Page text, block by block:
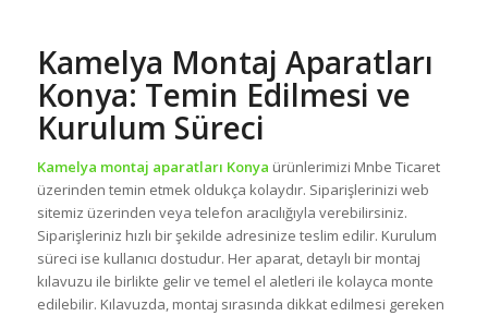
Kamelya Montaj Aparatları
Konya: Temin Edilmesi ve
Kurulum Süreci
Kamelya montaj aparatları Konya ürünlerimizi Mnbe Ticaret
üzerinden temin etmek oldukça kolaydır. Siparişlerinizi web
sitemiz üzerinden veya telefon aracılığıyla verebilirsiniz.
Siparişleriniz hızlı bir şekilde adresinize teslim edilir. Kurulum
süreci ise kullanıcı dostudur. Her aparat, detaylı bir montaj
kılavuzu ile birlikte gelir ve temel el aletleri ile kolayca monte
edilebilir. Kılavuzda, montaj sırasında dikkat edilmesi gereken